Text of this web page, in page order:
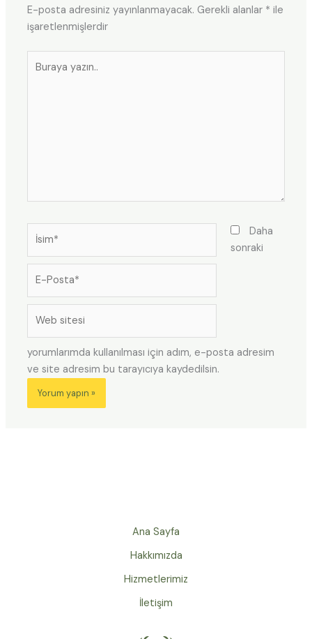
E-posta adresiniz yayınlanmayacak. Gerekli alanlar * ile
işaretlenmişlerdir
yazın..
İsim*
Daha
sonraki
yorumlarımda kullanılması için adım, e-posta adresim
ve site adresim bu tarayıcıya kaydedilsin.
Ana Sayfa
Hakkımızda
Hizmetlerimiz
İletişim